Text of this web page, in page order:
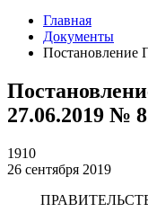
Главная
Документы
Постановление
27.06.2019 №
1910
26 сентября 2019